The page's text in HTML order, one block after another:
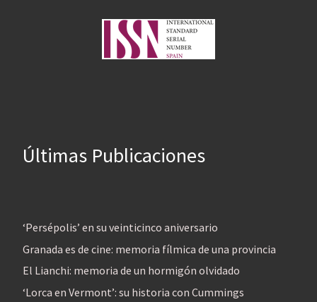
Últimas Publicaciones
‘Persépolis’ en su veinticinco aniversario
Granada es de cine: memoria fílmica de una provincia
El Lianchi: memoria de un hormigón olvidado
‘Lorca en Vermont’: su historia con Cummings